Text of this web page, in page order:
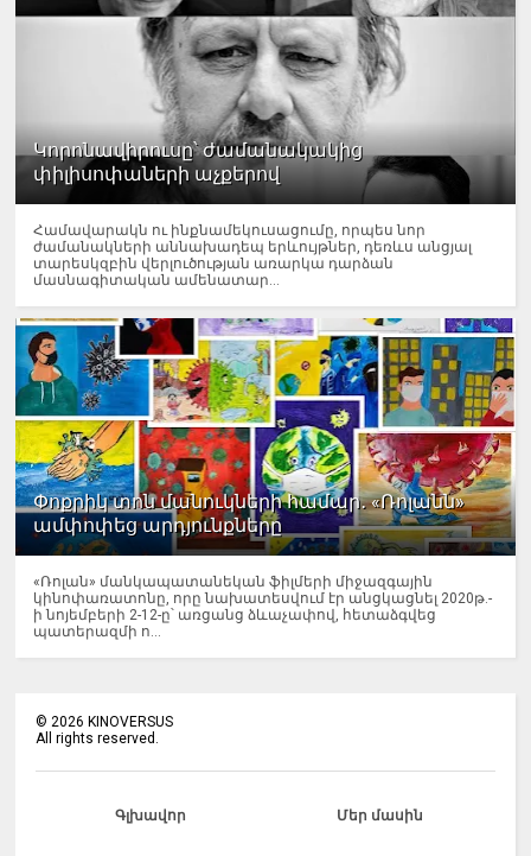
Կորոնավիրուսը՝ ժամանակակից
փիլիսոփաների աչքերով
Համավարակն ու ինքնամեկուսացումը, որպես նոր
ժամանակների աննախադեպ երևույթներ, դեռևս անցյալ
տարեսկզբին վերլուծության առարկա դարձան
մասնագիտական ամենատար...
Փոքրիկ տոն մանուկների համար․ «Ռոլանն»
ամփոփեց արդյունքները
«Ռոլան» մանկապատանեկան ֆիլմերի միջազգային
կինոփառատոնը, որը նախատեսվում էր անցկացնել 2020թ.-
ի նոյեմբերի 2-12-ը՝ առցանց ձևաչափով, հետաձգվեց
պատերազմի ո...
©2026 KINOVERSUS
All rights reserved.
Գլխավոր Մեր մասին